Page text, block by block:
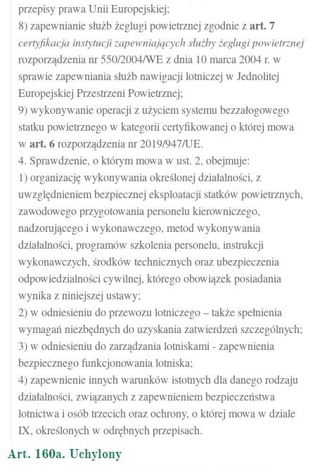
przepisy prawa Unii Europejskiej;
8) zapewnianie służb żeglugi powietrznej zgodnie zart.7
certyfikacja instytucji zapewniających służby żeglugi powietrznej
rozporządzenia nr 550/2004/WE z dnia 10 marca 2004 r. w
sprawie zapewniania służb nawigacji lotniczej w Jednolitej
Europejskiej Przestrzeni Powietrznej;
9) wykonywanie operacji z użyciem systemu bezzałogowego
statku powietrznego w kategorii certyfikowanej o której mowa
w art.6rozporządzenia nr 2019/947/UE.
4. Sprawdzenie, o którym mowa w ust. 2, obejmuje:
1) organizację wykonywania określonej działalności, z
uwzględnieniem bezpiecznej eksploatacji statków powietrznych,
zawodowego przygotowania personelu kierowniczego,
nadzorującego i wykonawczego, metod wykonywania
działalności, programów szkolenia personelu, instrukcji
wykonawczych, środków technicznych oraz ubezpieczenia
odpowiedzialności cywilnej, którego obowiązek posiadania
wynika z niniejszej ustawy;
2) w odniesieniu do przewozu lotniczego – także spełnienia
wymagań niezbędnych do uzyskania zatwierdzeń szczególnych;
3) w odniesieniu do zarządzania lotniskami - zapewnienia
bezpiecznego funkcjonowania lotniska;
4) zapewnienie innych warunków istotnych dla danego rodzaju
działalności, związanych z zapewnieniem bezpieczeństwa
lotnictwa i osób trzecich oraz ochrony, o której mowa w dziale
IX, określonych w odrębnych przepisach.
Art. 160a. Uchylony